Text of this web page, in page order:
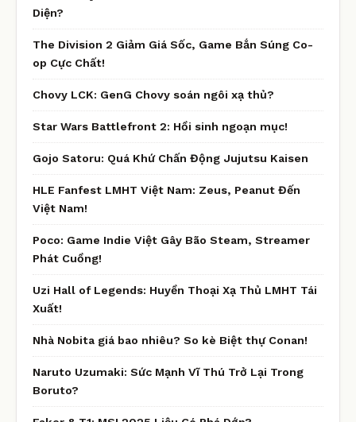
Diện?
The Division 2 Giảm Giá Sốc, Game Bắn Súng Co-
op Cực Chất!
Chovy LCK: GenG Chovy soán ngôi xạ thủ?
Star Wars Battlefront 2: Hồi sinh ngoạn mục!
Gojo Satoru: Quá Khứ Chấn Động Jujutsu Kaisen
HLE Fanfest LMHT Việt Nam: Zeus, Peanut Đến
Việt Nam!
Poco: Game Indie Việt Gây Bão Steam, Streamer
Phát Cuồng!
Uzi Hall of Legends: Huyền Thoại Xạ Thủ LMHT Tái
Xuất!
Nhà Nobita giá bao nhiêu? So kè Biệt thự Conan!
Naruto Uzumaki: Sức Mạnh Vĩ Thú Trở Lại Trong
Boruto?